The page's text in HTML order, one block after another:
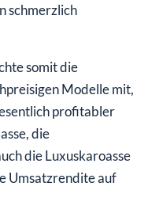
schmerzlich
somit die
Modelle mit,
profitabler
die
die Luxuskaroasse
Umsatzrendite auf